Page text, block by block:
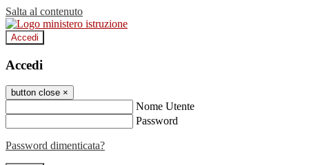
Salta al contenuto
Accedi
Accedi
button close ×
Nome Utente
Password
Password dimenticata?